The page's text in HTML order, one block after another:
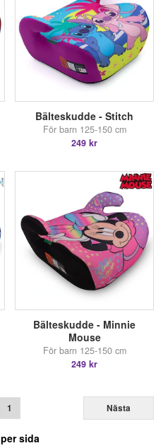
Bälteskudde - Stitch
För barn 125-150 cm
249 kr
Bälteskudde - Minnie
Mouse
För barn 125-150 cm
249 kr
1 Nästa
per sida